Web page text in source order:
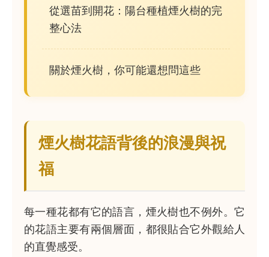
從選苗到開花：陽台種植煙火樹的完
整心法
關於煙火樹，你可能還想問這些
煙火樹花語背後的浪漫與祝
福
每一種花都有它的語言，煙火樹也不例外。它
的花語主要有兩個層面，都很貼合它外觀給人
的直覺感受。